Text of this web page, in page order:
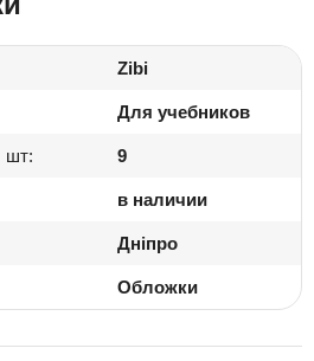
Zibi
Для учебников
шт: 9
в наличии
Дніпро
Обложки